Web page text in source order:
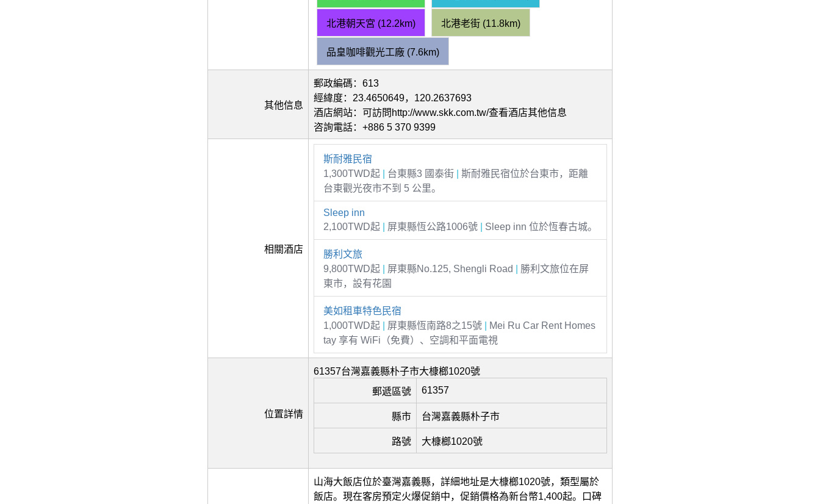
北港朝天宮 (12.2km) 北港老街 (11.8km)
品皇咖啡觀光工廠 (7.6km)
其他信息
郵政編碼：613
經緯度：23.4650649，120.2637693
酒店網站：可訪問http://www.skk.com.tw/查看酒店其他信息
咨詢電話：+886 5 370 9399
相關酒店
斯耐雅民宿
1,300TWD起
台東縣3 國泰街
斯耐雅民宿位於台東市，距離
台東觀光夜市不到 5 公里。
Sleep inn
2,100TWD起
屏東縣恆公路1006號 Sleep inn 位於恆春古城。
勝利文旅
9,800TWD起
屏東縣No.125, Shengli Road
勝利文旅位在屏
東市，設有花園
美如租車特色民宿
1,000TWD起
屏東縣恆南路8之15號
Mei Ru Car Rent Homes
tay 享有 WiFi（免費）、空調和平面電視
位置詳情
61357台灣嘉義縣朴子市大槺榔1020號
郵遞區號
61357
縣市 台灣嘉義縣朴子市
路號 大槺榔1020號
山海大飯店位於臺灣嘉義縣，詳細地址是大槺榔1020號，類型屬於
飯店。現在客房預定火爆促銷中，促銷價格為新台幣1,400起。口碑